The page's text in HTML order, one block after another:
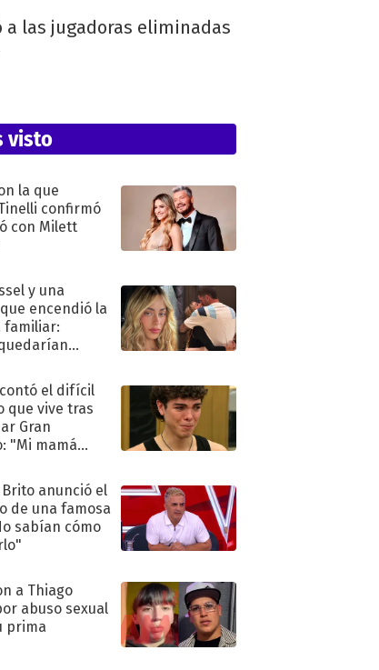
las jugadoras eliminadas
visto
la que
confirmó
con Milett
y una
encendió la
familiar:
el difícil
que vive tras
Gran
"Mi mamá
anunció el
de una famosa
sabían cómo
a Thiago
abuso sexual
prima